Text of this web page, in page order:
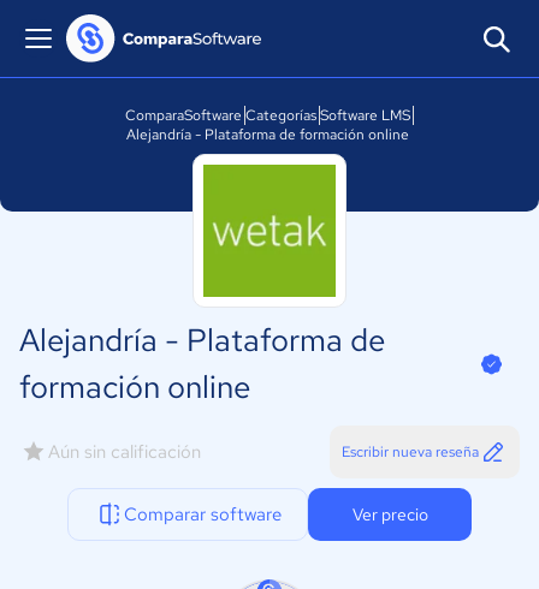
ComparaSoftware CategoríasSoftware LMS
Alejandría - Plataforma de formación online
Alejandría - Plataforma de
formación online
Aún sin calificación Escribir nueva reseña
Comparar software Ver precio